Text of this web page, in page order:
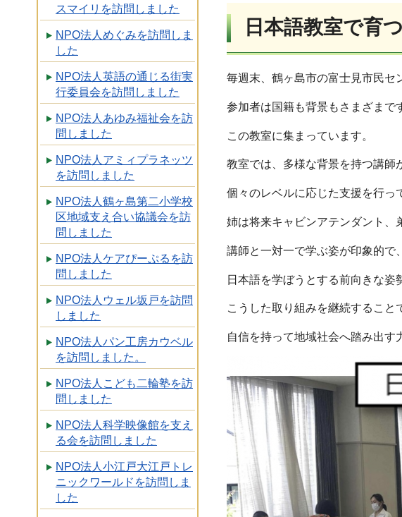
スマイリを訪問しました
NPO法人めぐみを訪問しま
した
NPO法人英語の通じる街実
行委員会を訪問しました
NPO法人あゆみ福祉会を訪
問しました
NPO法人アミィプラネッツ
を訪問しました
NPO法人鶴ヶ島第二小学校
区地域支え合い協議会を訪
問しました
NPO法人ケアぴーぷるを訪
問しました
NPO法人ウェル坂戸を訪問
しました
NPO法人パン工房カウベル
を訪問しました。
NPO法人こども二輪塾を訪
問しました
NPO法人科学映像館を支え
る会を訪問しました
NPO法人小江戸大江戸トレ
ニックワールドを訪問しま
した
日本語教室で育
毎週末、鶴ヶ島市の富士見市民セ
参加者は国籍も背景もさまざまで
この教室に集まっています。
教室では、多様な背景を持つ講師
個々のレベルに応じた支援を行っ
姉は将来キャビンアテンダント、
講師と一対一で学ぶ姿が印象的で
日本語を学ぼうとする前向きな姿
こうした取り組みを継続すること
自信を持って地域社会へ踏み出す